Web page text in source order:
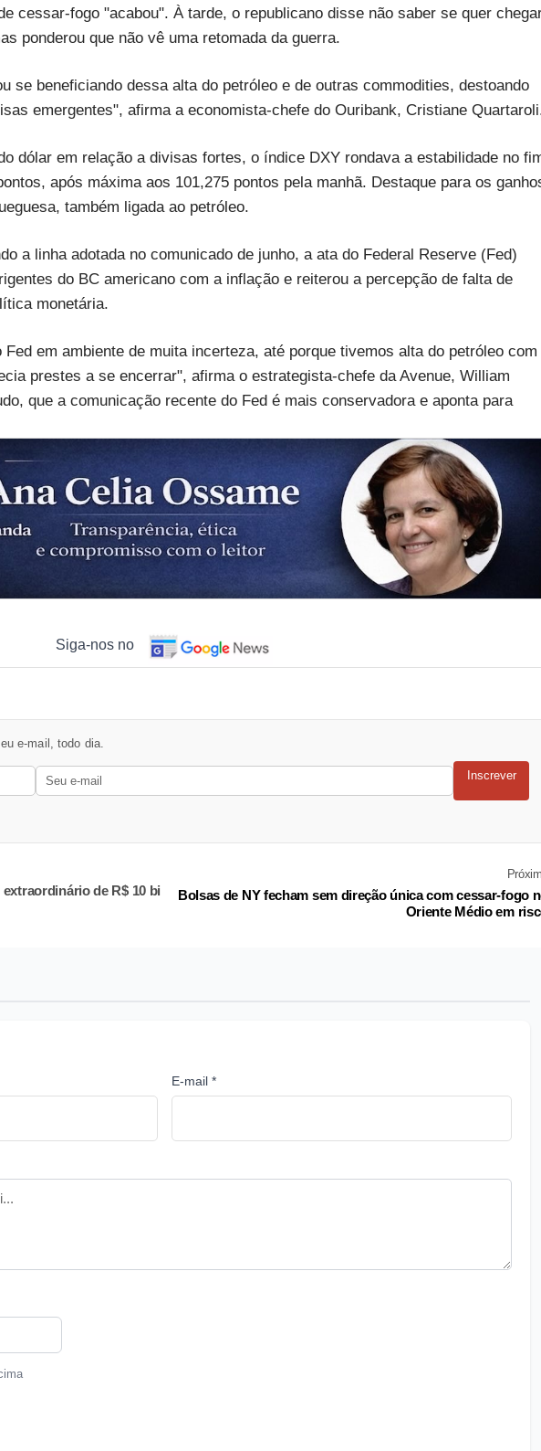
cessar-fogo "acabou". À tarde, o republicano disse não saber se quer
ponderou que não vê uma retomada da guerra.
se beneficiando dessa alta do petróleo e de outras commodities, destoando
emergentes", afirma a economista-chefe do Ouribank, Cristiane
dólar em relação a divisas fortes, o índice DXY rondava a estabilidade no
após máxima aos 101,275 pontos pela manhã. Destaque para os
também ligada ao petróleo.
a linha adotada no comunicado de junho, a ata do Federal Reserve (Fed)
do BC americano com a inflação e reiterou a percepção de falta de
monetária.
em ambiente de muita incerteza, até porque tivemos alta do petróleo com
prestes a se encerrar", afirma o estrategista-chefe da Avenue, William
que a comunicação recente do Fed é mais conservadora e aponta para
Siga-nos no
e-mail, todo dia.
Inscrever
de R$ 10 bi
Bolsas de NY fecham sem direção única com cessar-fogo
Oriente Médio em
E-mail *